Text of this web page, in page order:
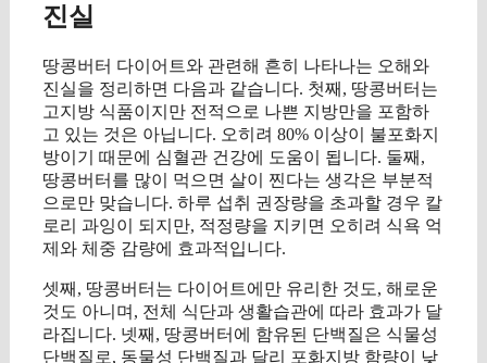
진실
땅콩버터 다이어트와 관련해 흔히 나타나는 오해와
진실을 정리하면 다음과 같습니다. 첫째, 땅콩버터는
고지방 식품이지만 전적으로 나쁜 지방만을 포함하
고 있는 것은 아닙니다. 오히려 80% 이상이 불포화지
방이기 때문에 심혈관 건강에 도움이 됩니다. 둘째,
땅콩버터를 많이 먹으면 살이 찐다는 생각은 부분적
으로만 맞습니다. 하루 섭취 권장량을 초과할 경우 칼
로리 과잉이 되지만, 적정량을 지키면 오히려 식욕 억
제와 체중 감량에 효과적입니다.
셋째, 땅콩버터는 다이어트에만 유리한 것도, 해로운
것도 아니며, 전체 식단과 생활습관에 따라 효과가 달
라집니다. 넷째, 땅콩버터에 함유된 단백질은 식물성
단백질로, 동물성 단백질과 달리 포화지방 함량이 낮